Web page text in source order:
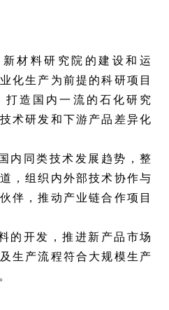
材料研究院的建设和运
化生产为前提的科研项目
造国内一流的石化研究
术研发和下游产品差异化
内同类技术发展趋势，整
，组织内外部技术协作与
伴，推动产业链合作项目
的开发，推进新产品市场
生产流程符合大规模生产